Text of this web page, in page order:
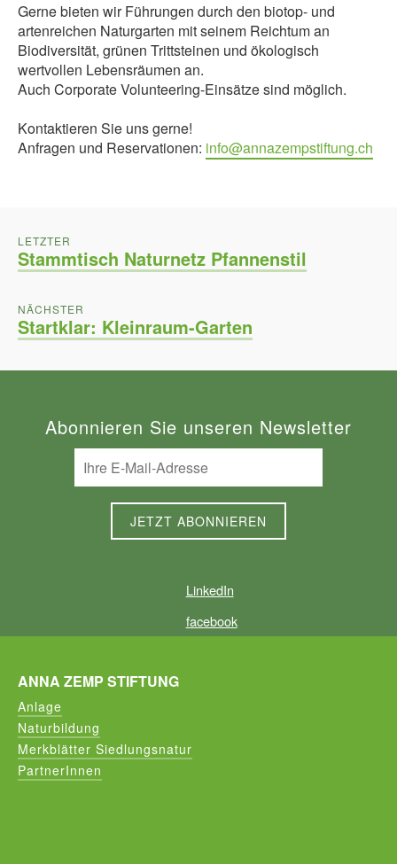
Gerne bieten wir Führungen durch den biotop- und
artenreichen Naturgarten mit seinem Reichtum an
Biodiversität, grünen Trittsteinen und ökologisch
wertvollen Lebensräumen an.
Auch Corporate Volunteering-Einsätze sind möglich.
Kontaktieren Sie uns gerne!
Anfragen und Reservationen: info@annazempstiftung.ch
LETZTER
Stammtisch Naturnetz Pfannenstil
NÄCHSTER
Startklar: Kleinraum-Garten
Abonnieren Sie unseren Newsletter
LinkedIn
facebook
ANNA ZEMP STIFTUNG
Anlage
Naturbildung
Merkblätter Siedlungsnatur
PartnerInnen